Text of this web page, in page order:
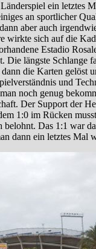
ein letztes
an sportlicher
aber auch
sich auf die
Estadio
längste Schlange
die Karten gelöst
und
noch genug
Der Support der
1:0 im Rücken
Das 1:1 war
dann ein letztes Mal